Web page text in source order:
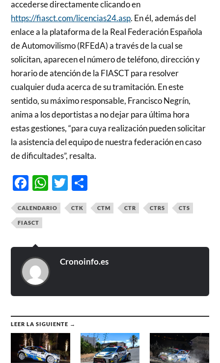
accederse directamente clicando en
https://fiasct.com/licencias24.asp. En él, además del
enlace a la plataforma de la Real Federación Española
de Automovilismo (RFEdA) a través de la cual se
solicitan, aparecen el número de teléfono, dirección y
horario de atención de la FIASCT para resolver
cualquier duda acerca de su tramitación. En este
sentido, su máximo responsable, Francisco Negrín,
anima a los deportistas a no dejar para última hora
estas gestiones, “para cuya realización pueden solicitar
la asistencia del equipo de nuestra federación en caso
de dificultades”, resalta.
Facebook
WhatsApp
Twitter
CALENDARIO CTK CTM CTR CTRS CTS
FIASCT
Cronoinfo.es
LEER LA SIGUIENTE →